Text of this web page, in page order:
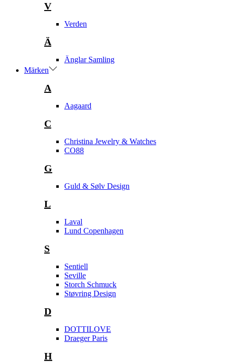
V
Verden
Ä
Änglar Samling
Märken
A
Aagaard
C
Christina Jewelry & Watches
CO88
G
Guld & Sølv Design
L
Laval
Lund Copenhagen
S
Sentiell
Seville
Storch Schmuck
Støvring Design
D
DOTTILOVE
Draeger Paris
H